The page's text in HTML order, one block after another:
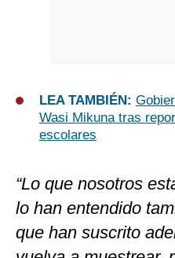
LEA TAMBIÉN:
Wasi Mikuna tras
escolares
“Lo que nosotros
lo han entendido
que han suscrito